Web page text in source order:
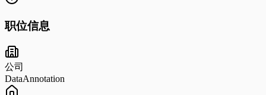
职位信息
公司
DataAnnotation